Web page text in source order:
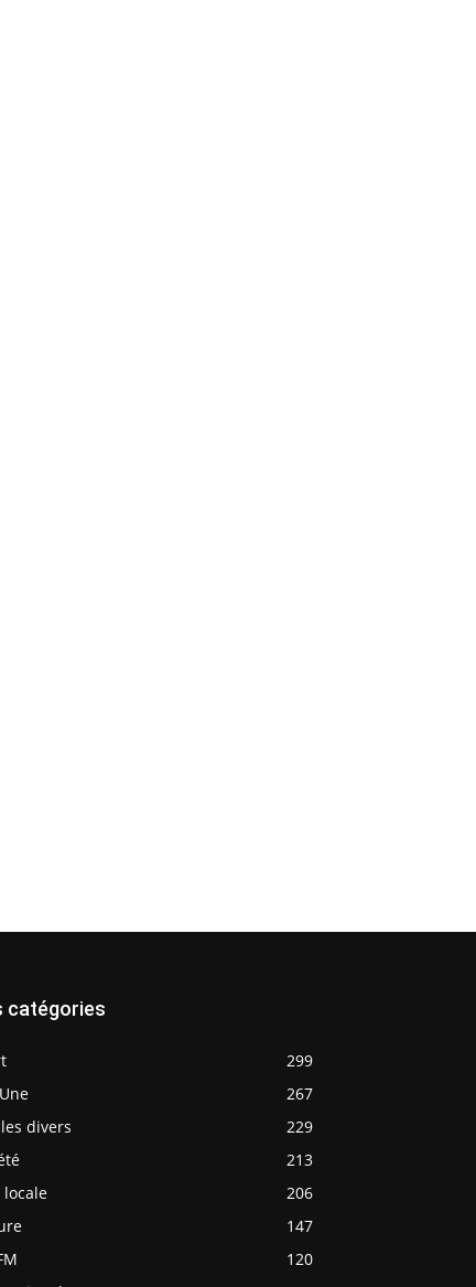
catégories
299
267
divers
229
213
locale
206
147
120